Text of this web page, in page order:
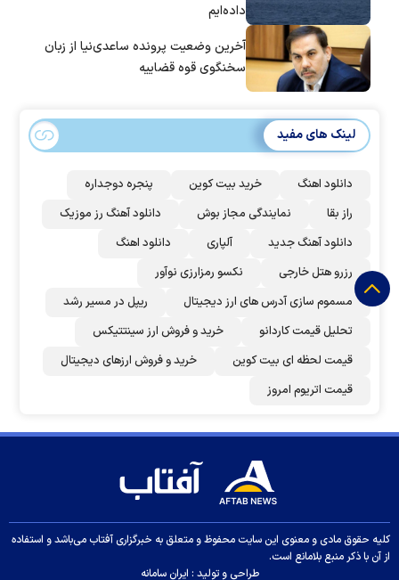
داده‌ایم
آخرین وضعیت پرونده ساعدی‌نیا از زبان
سخنگوی قوه قضاییه
لینک های مفید
دانلود اهنگ خرید بیت کوین
پنجره دوجداره
راز بقا
نمایندگی مجاز بوش
دانلود آهنگ رز‌ موزیک
دانلود آهنگ جدید
آلپاری
دانلود اهنگ
رزرو هتل خارجی
نکسو رمزارزی نوآور
مسموم سازی آدرس های ارز دیجیتال
ریپل در مسیر رشد
تحلیل قیمت کاردانو
خرید و فروش ارز سینتتیکس
قیمت لحظه ای بیت کوین
خرید و فروش ارزهای دیجیتال
قیمت اتریوم امروز
کلیه حقوق مادی و معنوی این سایت محفوظ و متعلق به خبرگزاری آفتاب می‌باشد و استفاده
از آن با ذکر منبع بلامانع است.
طراحی و تولید : ایران سامانه